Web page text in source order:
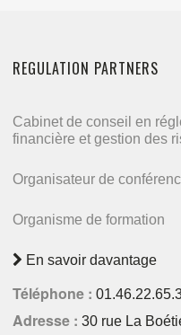
REGULATION PARTNERS
Cabinet de conseil en
financière et gestion des
Organisateur de
Organisme de formation
En savoir davantage
Téléphone :
Adresse : 30 rue La